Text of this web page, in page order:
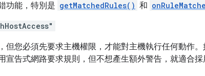
功能，特別是 getMatchedRules() 和
但您必須先要求主機權限，才能對主機執行任何動作
宣告式網路要求規則，但不想產生額外警告，就適合採